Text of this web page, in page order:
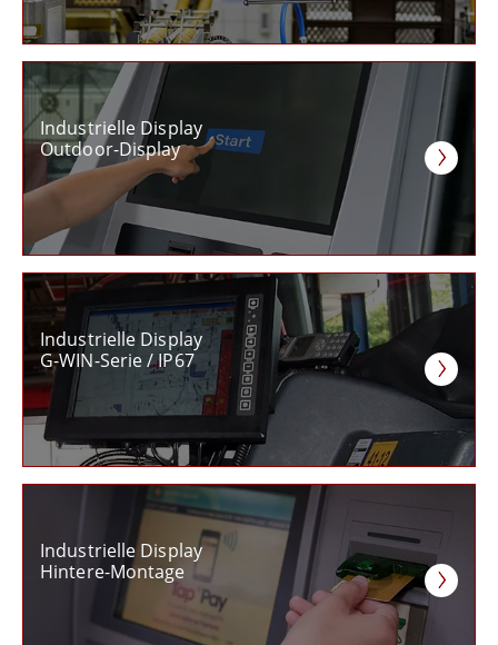
Industrielle Display
Outdoor-Display
Industrielle Display
G-WIN-Serie / IP67
Industrielle Display
Hintere-Montage